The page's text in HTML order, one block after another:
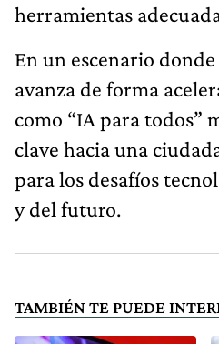
herramientas
En un escenario
avanza de forma
como “IA para todos”
clave hacia una
para los desafíos
y del futuro.
TAMBIÉN TE PUEDE